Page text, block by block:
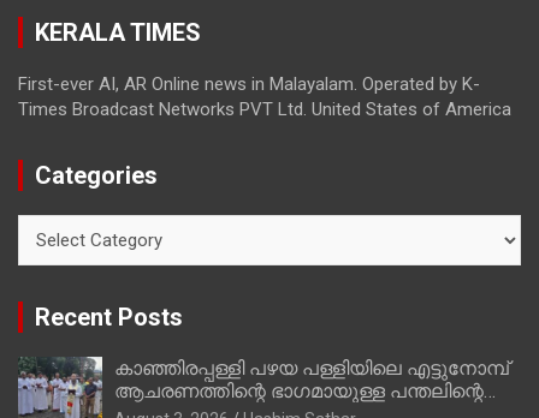
അഖില്‍ മാരാര്‍ ട്വന്റി 20 വിട്ടു
KERALA TIMES
First-ever AI, AR Online news in Malayalam. Operated by K-
Times Broadcast Networks PVT Ltd. United States of America
Categories
Recent Posts
കാഞ്ഞിരപ്പള്ളി പഴയ പള്ളിയിലെ എട്ടുനോമ്പ്
ആചരണത്തിന്റെ ഭാഗമായുള്ള പന്തലിന്റെ